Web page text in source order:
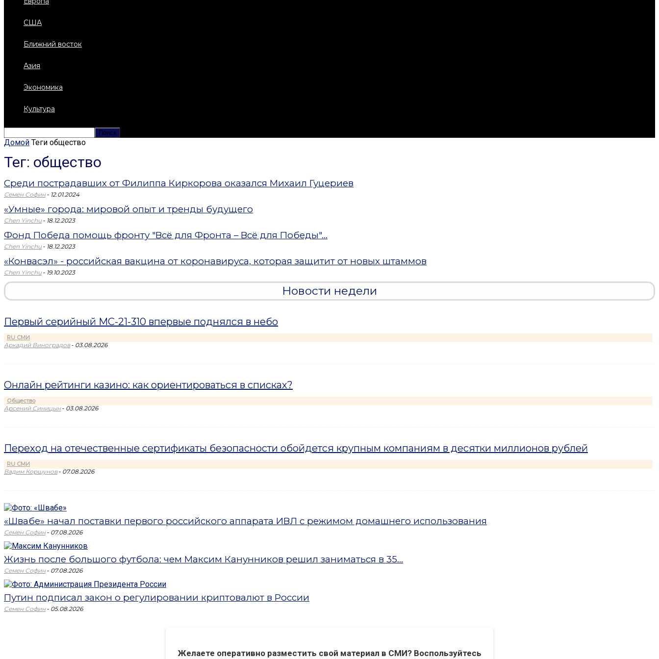
США
Ближний восток
Азия
Экономика
Культура
Домой Теги общество
Тег: общество
Среди пострадавших от Филиппа Киркорова оказался Михаил Гуцериев
Семен Софин - 12.01.2024
«Умные» города: мировой опыт и тренды будущего
Chen Yinchu - 18.12.2023
Фонд Победа помощь фронту "Всё для Фронта – Всё для Победы"...
Chen Yinchu - 18.12.2023
«Конвасэл» - российская вакцина от коронавируса, которая защитит от новых штаммов
Chen Yinchu - 19.10.2023
Новости недели
Первый серийный МС-21-310 впервые поднялся в небо
RU СМИ
Аркадий Виноградов - 03.08.2026
Онлайн рейтинги казино: как ориентироваться в списках?
Общество
Арсений Синицын - 03.08.2026
Переход на отечественные сертификаты безопасности обойдется крупным компаниям в десятки миллионов рублей
RU СМИ
Вадим Коршунов - 07.08.2026
«Швабе» начал поставки первого российского аппарата ИВЛ с режимом домашнего использования
Семен Софин - 07.08.2026
Жизнь после большого футбола: чем Максим Канунников решил заниматься в 35...
Семен Софин - 07.08.2026
Путин подписал закон о регулировании криптовалют в России
Семен Софин - 05.08.2026
Желаете оперативно разместить свой материал в СМИ? Воспользуйтесь